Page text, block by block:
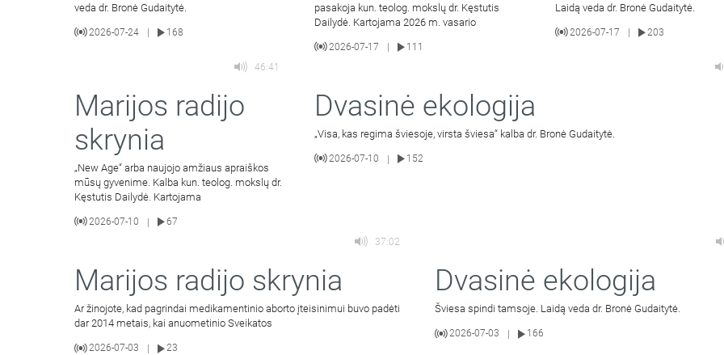
veda dr. Bronė Gudaitytė.
2026-07-24 168
pasakoja kun. teolog. mokslų dr. Kęstutis
Dailydė. Kartojama 2026 m. vasario
2026-07-17 111
Laidą veda dr. Bronė Gudaitytė.
2026-07-17 203
46:41
Marijos radijo
skrynia
„New Age“ arba naujojo amžiaus apraiškos
mūsų gyvenime. Kalba kun. teolog. mokslų dr.
Kęstutis Dailydė. Kartojama
2026-07-10 | 67
Dvasinė ekologija
„Visa, kas regima šviesoje, virsta šviesa“ kalba dr. Bronė Gudaitytė.
2026-07-10 | 152
37:02
Marijos radijo skrynia
Ar žinojote, kad pagrindai medikamentinio aborto įteisinimui buvo padėti
dar 2014 metais, kai anuometinio Sveikatos
2026-07-03 23
Dvasinė ekologija
Šviesa spindi tamsoje. Laidą veda dr. Bronė Gudaitytė.
2026-07-03 166